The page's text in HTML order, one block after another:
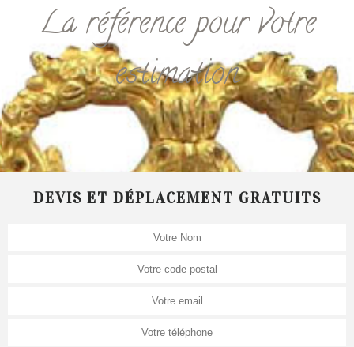
La référence pour votre
estimation
DEVIS ET DÉPLACEMENT GRATUITS